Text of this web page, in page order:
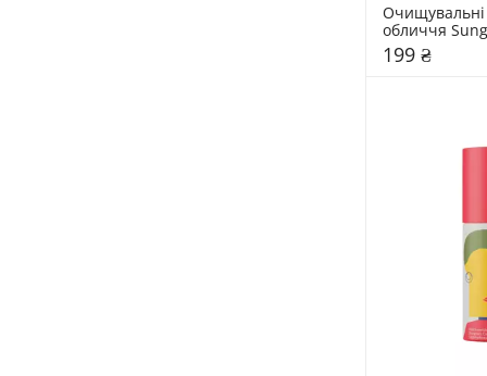
Очищувальні
обличчя
шт
199 ₴